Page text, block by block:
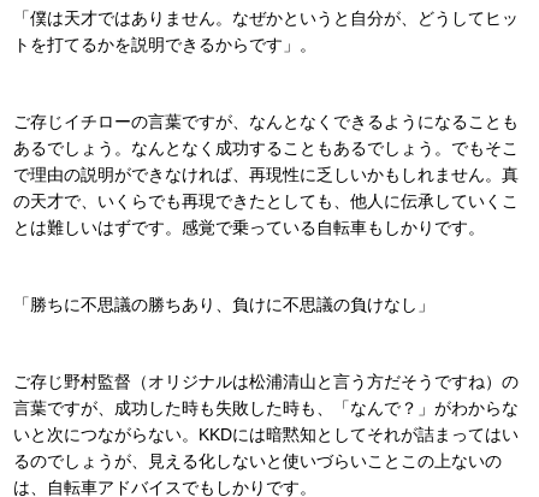
「僕は天才ではありません。なぜかというと自分が、どうしてヒッ
トを打てるかを説明できるからです」。
ご存じイチローの言葉ですが、なんとなくできるようになることも
あるでしょう。なんとなく成功することもあるでしょう。でもそこ
で理由の説明ができなければ、再現性に乏しいかもしれません。真
の天才で、いくらでも再現できたとしても、他人に伝承していくこ
とは難しいはずです。感覚で乗っている自転車もしかりです。
「勝ちに不思議の勝ちあり、負けに不思議の負けなし」
ご存じ野村監督（オリジナルは松浦清山と言う方だそうですね）の
言葉ですが、成功した時も失敗した時も、「なんで？」がわからな
いと次につながらない。KKDには暗黙知としてそれが詰まってはい
るのでしょうが、見える化しないと使いづらいことこの上ないの
は、自転車アドバイスでもしかりです。